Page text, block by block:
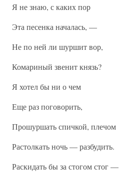
Я не знаю, с каких пор
Эта песенка началась, —
Не по ней ли шуршит вор,
Комариный звенит князь?
Я хотел бы ни о чем
Еще раз поговорить,
Прошуршать спичкой, плечом
Растолкать ночь — разбудить.
Раскидать бы за стогом стог —